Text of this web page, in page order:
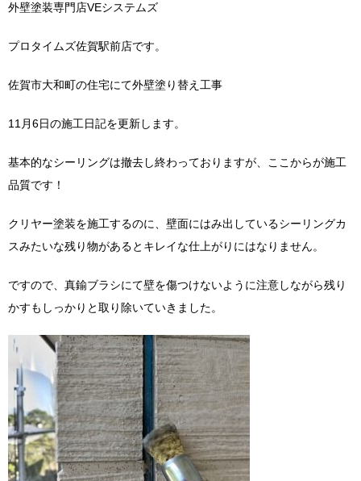
外壁塗装専門店VEシステムズ
プロタイムズ佐賀駅前店です。
佐賀市大和町の住宅にて外壁塗り替え工事
11月6日の施工日記を更新します。
基本的なシーリングは撤去し終わっておりますが、ここからが施工
品質です！
クリヤー塗装を施工するのに、壁面にはみ出しているシーリングカ
スみたいな残り物があるとキレイな仕上がりにはなりません。
ですので、真鍮ブラシにて壁を傷つけないように注意しながら残り
かすもしっかりと取り除いていきました。